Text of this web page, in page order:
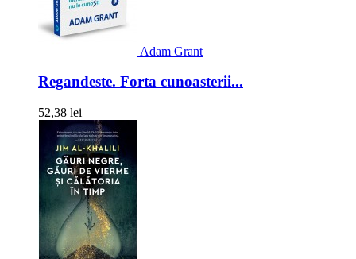
Adam Grant
Regandeste. Forta cunoasterii...
52,38 lei